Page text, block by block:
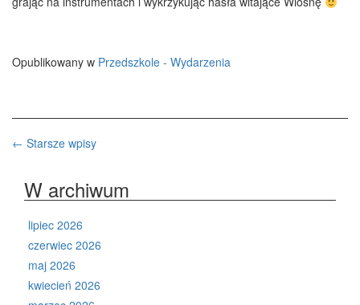
Opublikowany w Przedszkole - Wydarzenia
Nawigacja
po
wpisach
← Starsze wpisy
W archiwum
lipiec 2026
czerwiec 2026
maj 2026
kwiecień 2026